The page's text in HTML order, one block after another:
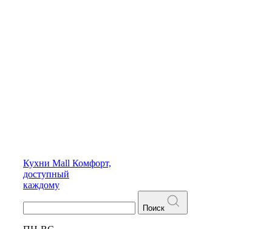
Кухни Mall Комфорт,
доступный
каждому
Поиск